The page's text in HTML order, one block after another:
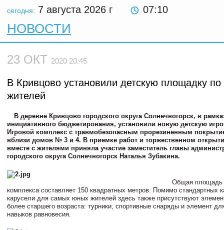
сегодня: 7 августа 2026 г 07:10
НОВОСТИ
23 ОКТ 2020 20:45
В Кривцово установили детскую площадку
жителей
В деревне Кривцово городского округа Солнечногорск, в
инициативного бюджетирования, установили новую детскую
Игровой комплекс с травмобезопасным прорезиненным
вблизи домов № 3 и 4. В приемке работ и торжественном
вместе с жителями приняла участие заместитель главы
городского округа Солнечногорск Наталья Зубакина.
Общая площадь
комплекса составляет 150 квадратных метров. Помимо стандартных
карусели для самых юных жителей здесь также присутствуют
более старшего возраста: турники, спортивные снаряды и элемент
навыков равновесия.